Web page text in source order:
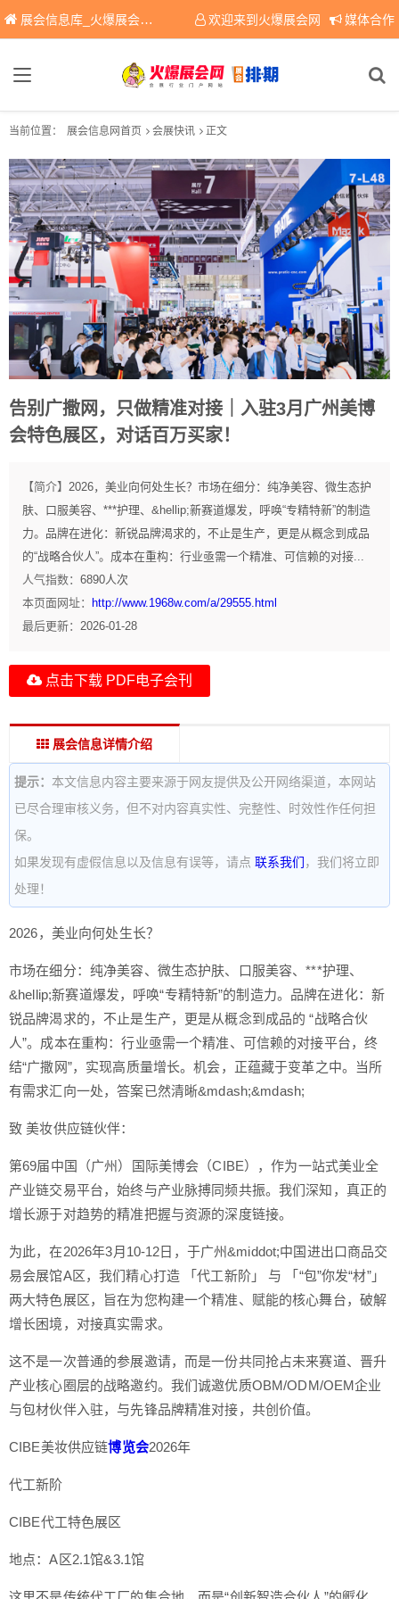
展会信息库_火爆展会网免费展会信息查询平台，提供专业会展服务！ 欢迎来到火爆展会网 媒体合作
当前位置： 展会信息网首页 会展快讯 正文
告别广撒网，只做精准对接｜入驻3月广州美博
会特色展区，对话百万买家！
【简介】 2026，美业向何处生长？市场在细分：纯净美容、微生态护
肤、口服美容、***护理、&hellip;新赛道爆发，呼唤“专精特新”的制造
力。品牌在进化：新锐品牌渴求的，不止是生产，更是从概念到成品
的“战略合伙人”。成本在重构：行业亟需一个精准、可信赖的对接...
人气指数： 6890人次
本页面网址：
http://www.1968w.com/a/29555.html
最后更新： 2026-01-28
点击下载 PDF电子会刊
展会信息详情介绍
提示： 本文信息内容主要来源于网友提供及公开网络渠道，本网站
已尽合理审核义务，但不对内容真实性、完整性、时效性作任何担
保。
如果发现有虚假信息以及信息有误等，请点 联系我们 ，我们将立即
处理！
2026，美业向何处生长？
市场在细分：纯净美容、微生态护肤、口服美容、***护理、
&hellip;新赛道爆发，呼唤“专精特新”的制造力。品牌在进化：新
锐品牌渴求的，不止是生产，更是从概念到成品的 “战略合伙
人”。成本在重构：行业亟需一个精准、可信赖的对接平台，终
结“广撒网”，实现高质量增长。机会，正蕴藏于变革之中。当所
有需求汇向一处，答案已然清晰&mdash;&mdash;
致 美妆供应链伙伴：
第69届中国（广州）国际美博会（CIBE），作为一站式美业全
产业链交易平台，始终与产业脉搏同频共振。我们深知，真正的
增长源于对趋势的精准把握与资源的深度链接。
为此，在2026年3月10-12日，于广州&middot;中国进出口商品交
易会展馆A区，我们精心打造 「代工新阶」 与 「“包”你发“材”」
两大特色展区，旨在为您构建一个精准、赋能的核心舞台，破解
增长困境，对接真实需求。
这不是一次普通的参展邀请，而是一份共同抢占未来赛道、晋升
产业核心圈层的战略邀约。我们诚邀优质OBM/ODM/OEM企业
与包材伙伴入驻，与先锋品牌精准对接，共创价值。
CIBE美妆供应链博览会2026年
代工新阶
CIBE代工特色展区
地点：A区2.1馆&3.1馆